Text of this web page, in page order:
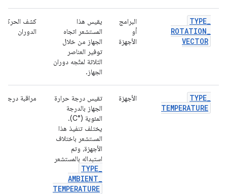
TYPE_
ROTATION_
VECTOR
البرامج
أو
الأجهزة
يقيس هذا
المستشعر اتجاه
الجهاز من خلال
توفير العناصر
الثلاثة لمتّجه دوران
الجهاز.
كشف
الدوران
TYPE_
TEMPERATURE
الأجهزة
تقيس درجة حرارة
الجهاز بالدرجة
المئوية (°C).
يختلف تنفيذ هذا
المستشعر باختلاف
الأجهزة، وتم
استبداله بالمستشعر
TYPE_
AMBIENT_
TEMPERATURE
مراقبة درجات